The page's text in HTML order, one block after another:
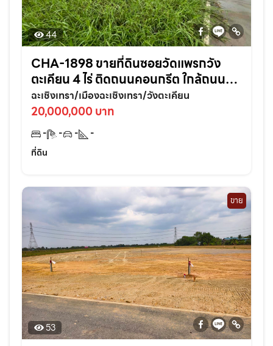
44
CHA-1898 ขายที่ดินซอยวัดแพรกวัง
ตะเคียน 4 ไร่ ติดถนนคอนกรีต ใกล้ถนน
เส้นสุวินทวงศ์304-800เมตร อ.เมือง
ฉะเชิงเทรา
ฉะเชิงเทรา/เมืองฉะเชิงเทรา/วังตะเคียน
20,000,000 บาท
- - -
-
ที่ดิน
ขาย
53